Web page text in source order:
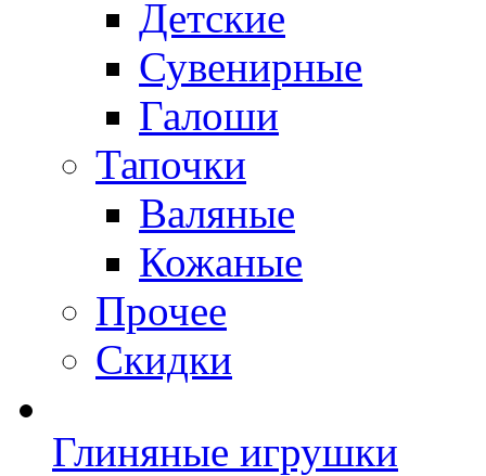
Детские
Сувенирные
Галоши
Тапочки
Валяные
Кожаные
Прочее
Скидки
Глиняные игрушки